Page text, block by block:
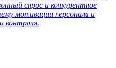
спрос и конкурентное
мотивации персонала и
контроля.